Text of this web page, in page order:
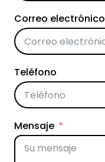
Correo electrónico
Teléfono
Mensaje